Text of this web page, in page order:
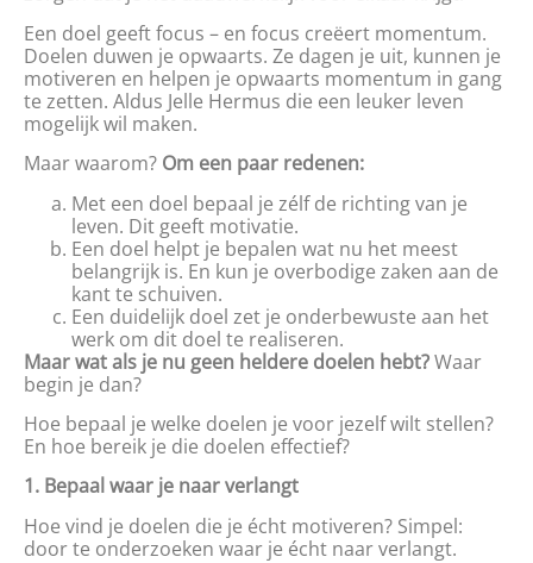
Een doel geeft focus – en focus creëert momentum.
Doelen duwen je opwaarts. Ze dagen je uit, kunnen je
motiveren en helpen je opwaarts momentum in gang
te zetten. Aldus Jelle Hermus die een leuker leven
mogelijk wil maken.
Maar waarom? Om een paar redenen:
Met een doel bepaal je zélf de richting van je
leven. Dit geeft motivatie.
Een doel helpt je bepalen wat nu het meest
belangrijk is. En kun je overbodige zaken aan de
kant te schuiven.
Een duidelijk doel zet je onderbewuste aan het
werk om dit doel te realiseren.
Maar wat als je nu geen heldere doelen hebt?Waar
begin je dan?
Hoe bepaal je welke doelen je voor jezelf wilt stellen?
En hoe bereik je die doelen effectief?
1. Bepaal waar je naar verlangt
Hoe vind je doelen die je écht motiveren? Simpel:
door te onderzoeken waar je écht naar verlangt.